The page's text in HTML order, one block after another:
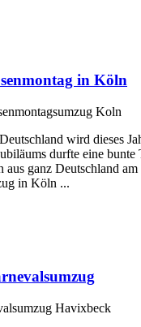
in Köln
wird dieses
durfte eine bunte
ganz Deutschland am
in Köln ...
Havixbeck